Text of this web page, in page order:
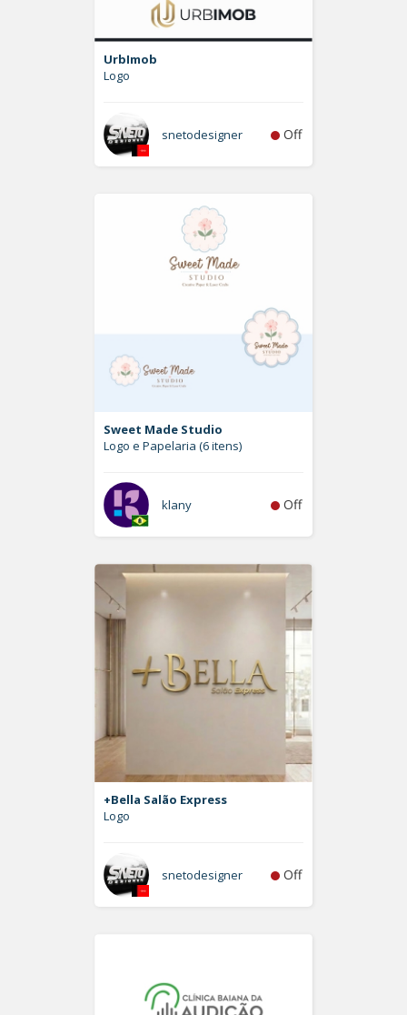
UrbImob
Logo
snetodesigner Off
Sweet Made Studio
Logo e Papelaria (6 itens)
klany Off
+Bella Salão Express
Logo
snetodesigner Off